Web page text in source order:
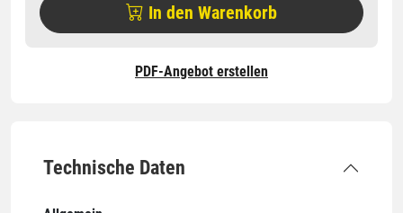
Technische Daten
In den Warenkorb
PDF-Angebot erstellen